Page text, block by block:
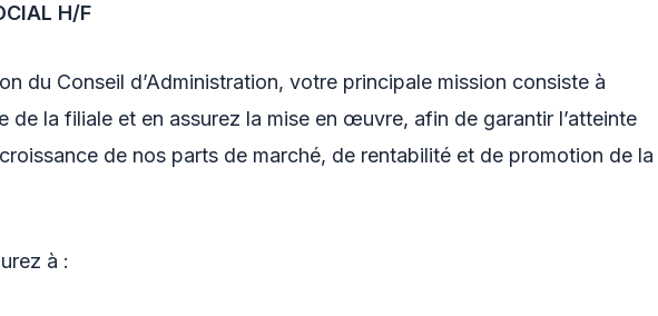
H/F
du Conseil d’Administration, votre principale mission consiste à
de la filiale et en assurez la mise en œuvre, afin de garantir l’atteinte
de nos parts de marché, de rentabilité et de promotion de la
à :